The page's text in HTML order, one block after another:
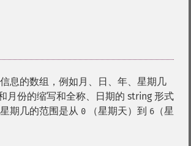
息的数组，例如月、日、年、星期几
月份的缩写和全称、日期的 string 形式
期几的范围是从 0 （星期天）到 6 （星